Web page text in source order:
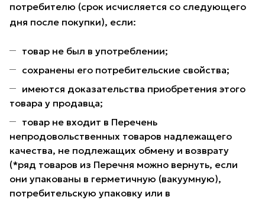
потребителю (срок исчисляется со следующего
дня после покупки), если:
товар не был в употреблении;
сохранены его потребительские свойства;
имеются доказательства приобретения этого
товара у продавца;
товар не входит в Перечень
непродовольственных товаров надлежащего
качества, не подлежащих обмену и возврату
(*ряд товаров из Перечня можно вернуть, если
они упакованы в герметичную (вакуумную),
потребительскую упаковку или в